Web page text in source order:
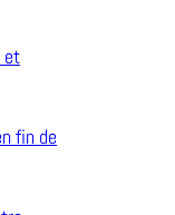
et
fin de